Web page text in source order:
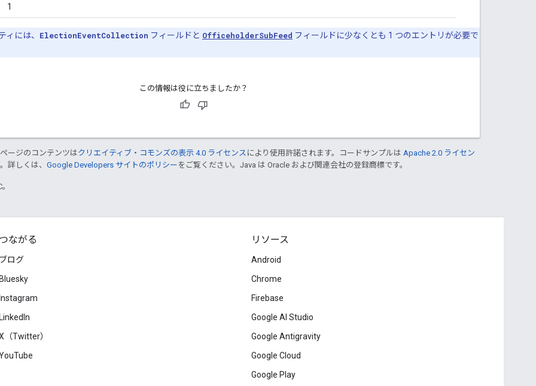
1
ィには、 ElectionEventCollection フィールドと OfficeholderSubFeed フィールドに少なくとも 1 つのエントリが必要で
この情報は役に立ちましたか？
ージのコンテンツはクリエイティブ・コモンズの表示 4.0 ライセンス により使用許諾されます。コードサンプルは Apache 2.0 ライセン
詳しくは、 Google Developers サイトのポリシー をご覧ください。Java は Oracle および関連会社の登録商標です。
つながる
ブログ
Bluesky
Instagram
LinkedIn
（Twitter）
リソース
Android
Chrome
Firebase
Google AI Studio
Google Antigravity
Google Cloud
Google Play